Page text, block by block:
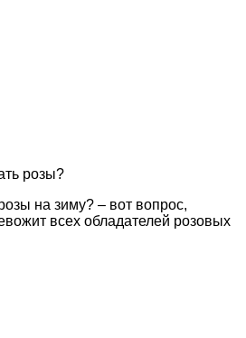
розы?
на зиму? – вот вопрос,
всех обладателей розовых